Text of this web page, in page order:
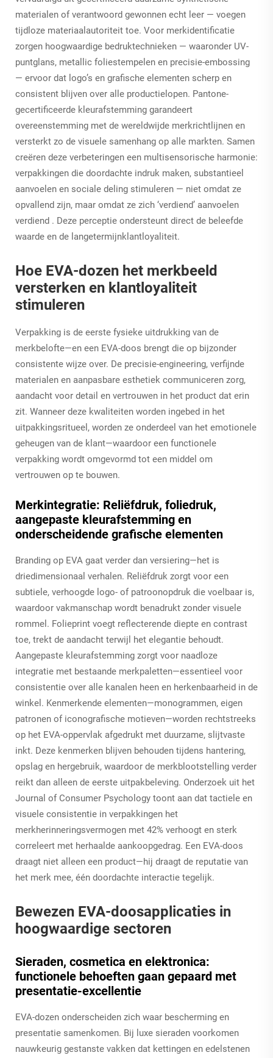
materialen of verantwoord gewonnen echt leer — voegen
tijdloze materiaalautoriteit toe. Voor merkidentificatie
zorgen hoogwaardige bedruktechnieken — waaronder UV-
puntglans, metallic foliestempelen en precisie-embossing
— ervoor dat logo’s en grafische elementen scherp en
consistent blijven over alle productielopen. Pantone-
gecertificeerde kleurafstemming garandeert
overeenstemming met de wereldwijde merkrichtlijnen en
versterkt zo de visuele samenhang op alle markten. Samen
creëren deze verbeteringen een multisensorische harmonie:
verpakkingen die doordachte indruk maken, substantieel
aanvoelen en sociale deling stimuleren — niet omdat ze
opvallend zijn, maar omdat ze zich ‘verdiend’ aanvoelen
verdiend . Deze perceptie ondersteunt direct de beleefde
waarde en de langetermijnklantloyaliteit.
Hoe EVA-dozen het merkbeeld
versterken en klantloyaliteit
stimuleren
Verpakking is de eerste fysieke uitdrukking van de
merkbelofte—en een EVA-doos brengt die op bijzonder
consistente wijze over. De precisie-engineering, verfijnde
materialen en aanpasbare esthetiek communiceren zorg,
aandacht voor detail en vertrouwen in het product dat erin
zit. Wanneer deze kwaliteiten worden ingebed in het
uitpakkingsritueel, worden ze onderdeel van het emotionele
geheugen van de klant—waardoor een functionele
verpakking wordt omgevormd tot een middel om
vertrouwen op te bouwen.
Merkintegratie: Reliëfdruk, foliedruk,
aangepaste kleurafstemming en
onderscheidende grafische elementen
Branding op EVA gaat verder dan versiering—het is
driedimensionaal verhalen. Reliëfdruk zorgt voor een
subtiele, verhoogde logo- of patroonopdruk die voelbaar is,
waardoor vakmanschap wordt benadrukt zonder visuele
rommel. Folieprint voegt reflecterende diepte en contrast
toe, trekt de aandacht terwijl het elegantie behoudt.
Aangepaste kleurafstemming zorgt voor naadloze
integratie met bestaande merkpaletten—essentieel voor
consistentie over alle kanalen heen en herkenbaarheid in de
winkel. Kenmerkende elementen—monogrammen, eigen
patronen of iconografische motieven—worden rechtstreeks
op het EVA-oppervlak afgedrukt met duurzame, slijtvaste
inkt. Deze kenmerken blijven behouden tijdens hantering,
opslag en hergebruik, waardoor de merkblootstelling verder
reikt dan alleen de eerste uitpakbeleving. Onderzoek uit het
Journal of Consumer Psychology toont aan dat tactiele en
visuele consistentie in verpakkingen het
merkherinneringsvermogen met 42% verhoogt en sterk
correleert met herhaalde aankoopgedrag. Een EVA-doos
draagt niet alleen een product—hij draagt de reputatie van
het merk mee, één doordachte interactie tegelijk.
Bewezen EVA-doosapplicaties in
hoogwaardige sectoren
Sieraden, cosmetica en elektronica:
functionele behoeften gaan gepaard met
presentatie-excellentie
EVA-dozen onderscheiden zich waar bescherming en
presentatie samenkomen. Bij luxe sieraden voorkomen
nauwkeurig gestanste vakken dat kettingen en edelstenen